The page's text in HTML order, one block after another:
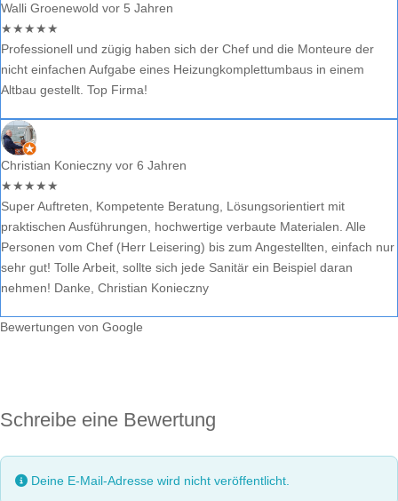
Walli Groenewold vor 5 Jahren
★★★★★
Professionell und zügig haben sich der Chef und die Monteure der
nicht einfachen Aufgabe eines Heizungkomplettumbaus in einem
Altbau gestellt. Top Firma!
Christian Konieczny vor 6 Jahren
★★★★★
Super Auftreten, Kompetente Beratung, Lösungsorientiert mit
praktischen Ausführungen, hochwertige verbaute Materialen. Alle
Personen vom Chef (Herr Leisering) bis zum Angestellten, einfach nur
sehr gut! Tolle Arbeit, sollte sich jede Sanitär ein Beispiel daran
nehmen! Danke, Christian Konieczny
Bewertungen von Google
Schreibe eine Bewertung
Deine E-Mail-Adresse wird nicht veröffentlicht.